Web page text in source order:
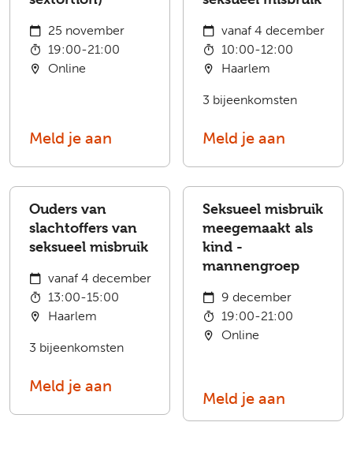
25 november
19:00-21:00
Online
Meld je aan
vanaf 4 december
10:00-12:00
Haarlem
3 bijeenkomsten
Meld je aan
Ouders van
slachtoffers van
seksueel misbruik
vanaf 4 december
13:00-15:00
Haarlem
3 bijeenkomsten
Meld je aan
Seksueel misbruik
meegemaakt als
kind -
mannengroep
9 december
19:00-21:00
Online
Meld je aan